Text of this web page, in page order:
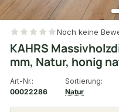
Noch keine
KAHRS
mm, Natur, honig
Art-Nr.:
00022286
Sortierung:
Natur